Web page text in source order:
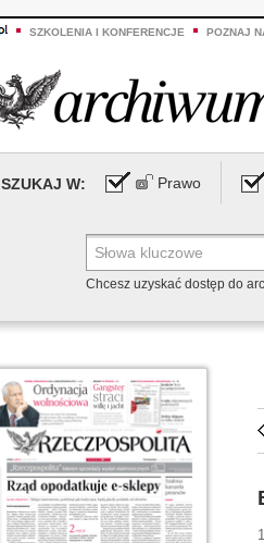
SZKOLENIA I KONFERENCJE POZNAJ
SZUKAJ W: Prawo
Chcesz uzyskać dostęp do